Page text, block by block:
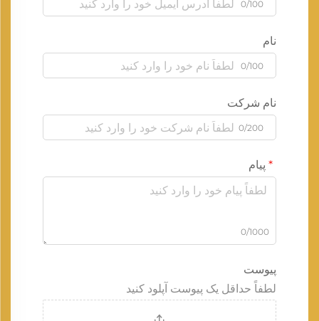
0/100
نام
0/100
نام شرکت
0/200
پیام
0/1000
پیوست
لطفاً حداقل یک پیوست آپلود کنید